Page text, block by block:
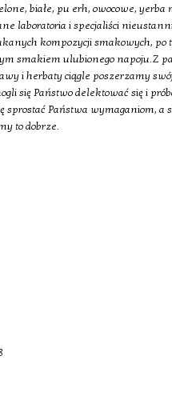
białe, pu erh, owocowe, yerba
laboratoria i specjaliści
kompozycji smakowych, po
smakiem ulubionego napoju.Z
i herbaty ciągle poszerzamy
się Państwo delektować się i
sprostać Państwa wymaganiom, a
to dobrze.